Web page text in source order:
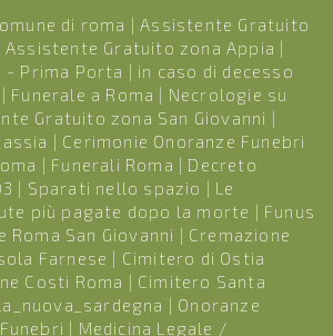
di roma |Assistente Gratuito
|Assistente Gratuito zona Appia
- Prima Porta
in caso di decesso
Funerale a Roma
Necrologie su
Gratuito zona San Giovanni
Cerimonie Onoranze Funebri
Funerali Roma
Decreto
Sparati nello spazio
Le
più pagate dopo la morte
Funus
Roma San Giovanni
Cremazione
Farnese
Cimitero di Ostia
Costi Roma
Cimitero Santa
Onoranze
Medicina Legale /